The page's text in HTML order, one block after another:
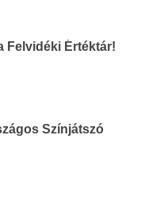
Felvidéki Értéktár!
Színjátszó